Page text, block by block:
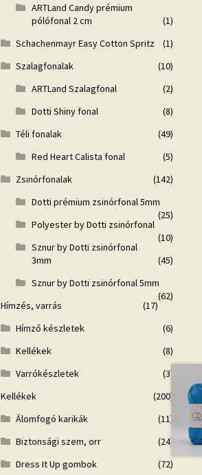
ARTLand Candy prémium
pólófonal 2 cm
(1)
Schachenmayr Easy Cotton Spritz
(1)
Szalagfonalak
(10)
ARTLand Szalagfonal
(2)
Dotti Shiny fonal
(8)
Téli fonalak
(49)
Red Heart Calista fonal
(5)
Zsinórfonalak
(142)
Dotti prémium zsinórfonal 5mm
(25)
Polyester by Dotti zsinórfonal
(10)
Sznur by Dotti zsinórfonal
3mm
(45)
Sznur by Dotti zsinórfonal 5mm
(62)
Hímzés, varrás
(17)
Hímző készletek
(6)
Kellékek
(8)
Varrókészletek
(3)
Kellékek
(200)
Álomfogó karikák
(11)
Biztonsági szem, orr
(24)
Dress It Up gombok
(72)